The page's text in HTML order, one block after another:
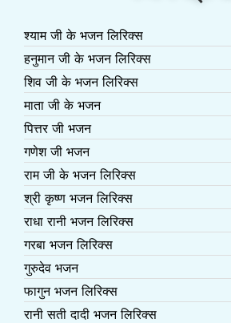
श्याम जी के भजन लिरिक्स
हनुमान जी के भजन लिरिक्स
शिव जी के भजन लिरिक्स
माता जी के भजन
पित्तर जी भजन
गणेश जी भजन
राम जी के भजन लिरिक्स
श्री कृष्ण भजन लिरिक्स
राधा रानी भजन लिरिक्स
गरबा भजन लिरिक्स
गुरुदेव भजन
फागुन भजन लिरिक्स
रानी सती दादी भजन लिरिक्स